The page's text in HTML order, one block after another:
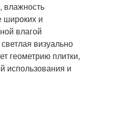
влажность
широких и
влагой
визуально
геометрию плитки,
использования и